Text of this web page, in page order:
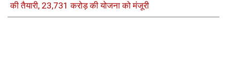
की तैयारी, 23,731 करोड़ की योजना को मंजूरी